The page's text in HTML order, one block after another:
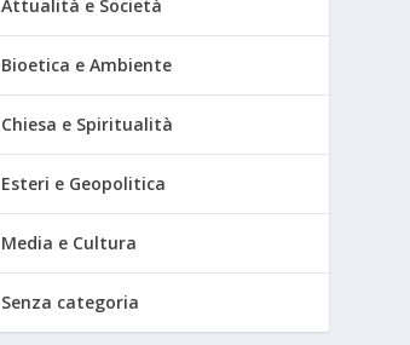
Attualità e Società
Bioetica e Ambiente
Chiesa e Spiritualità
Esteri e Geopolitica
Media e Cultura
Senza categoria